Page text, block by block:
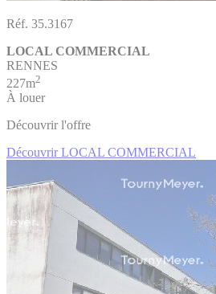
Réf. 35.3167
LOCAL COMMERCIAL
RENNES
227m2
À louer
Découvrir l'offre
Découvrir LOCAL COMMERCIAL